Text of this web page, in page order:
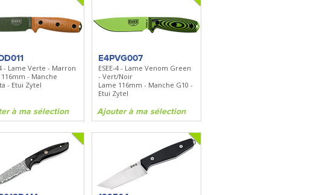
4 - Lame Verte - Marron
- Manche
- Etui Zytel
à ma sélection
E4PVG007
ESEE-4 - Lame Venom Green
- Vert/Noir
Lame 116mm - Manche G10 -
Etui Zytel
Ajouter à ma sélection